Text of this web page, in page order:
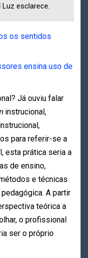
Luz esclarece.
os sentidos
ensina uso de
Já ouviu falar
instrucional,
para referir-se a
esta prática seria a
de ensino,
e técnicas
A partir
teórica a
o profissional
ser o próprio